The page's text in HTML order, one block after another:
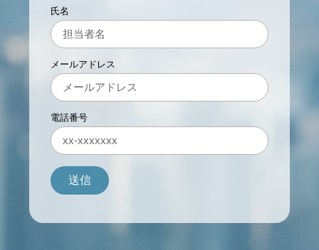
氏名
メールアドレス
電話番号
送信